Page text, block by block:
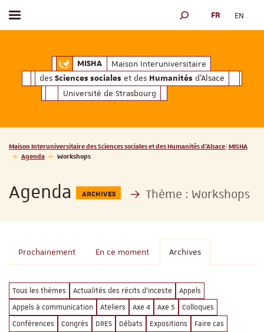
MISHAMaison Interuniversitaire des
Maison Interuniversitaire
des Sciences sociales et des Humanités d'Alsace
Université de Strasbourg
Afficher / masquer le menu MOTEUR DE
FR EN
Vous êtes ici :
Maison Interuniversitaire des Sciences sociales et des Humanités d'Alsace | MISHA
Agenda
Workshops
Agenda ARCHIVES Thème : Workshops
Prochainement En ce moment Archives
Tous les thèmes Actualités des récits d'inceste
Appels
Appels à communication
Ateliers Axe 4 Axe 5
Colloques
Conférences
Congrès DRES Débats Expositions
Faire cas